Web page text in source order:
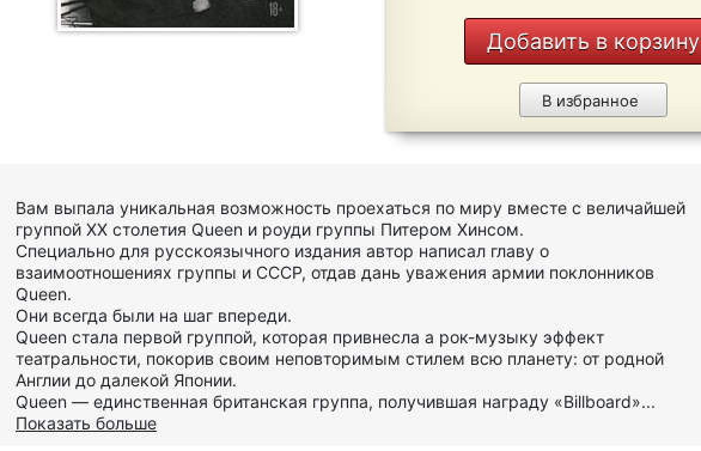
Добавить в корзину
В избранное
Вам выпала уникальная возможность проехаться по миру вместе с величайшей
группой XX столетия Queen и роуди группы Питером Хинсом.
Специально для русскоязычного издания автор написал главу о
взаимоотношениях группы и CCCР, отдав дань уважения армии поклонников
Queen.
Они всегда были на шаг впереди.
Queen стала первой группой, которая привнесла а рок-музыку эффект
театральности, покорив своим неповторимым стилем всю планету: от родной
Англии до далекой Японии.
Queen — единственная британская группа, получившая награду «Billboard»...
Показать больше